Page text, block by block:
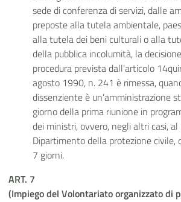
sede di conferenza di servizi, dalle
preposte alla tutela ambientale,
alla tutela dei beni culturali o alla
della pubblica incolumità, la
procedura prevista dall'articolo
agosto 1990, n. 241 è rimessa,
dissenziente è un’amministrazione
giorno della prima riunione in
dei ministri, ovvero, negli altri casi, al
Dipartimento della protezione civile,
7 giorni.
ART. 7
(Impiego del Volontariato organizzato di